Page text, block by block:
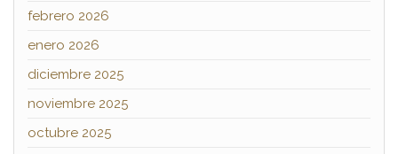
febrero 2026
enero 2026
diciembre 2025
noviembre 2025
octubre 2025